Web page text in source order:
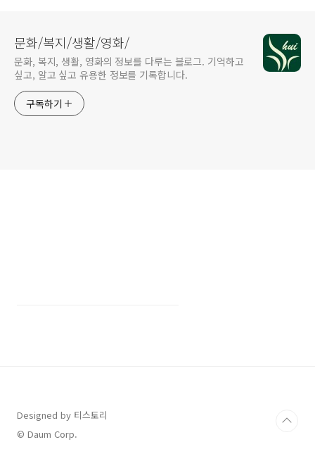
문화/복지/생활/영화/
문화, 복지, 생활, 영화의 정보를 다루는 블로그. 기억하고
싶고, 알고 싶고 유용한 정보를 기록합니다.
구독하기
Designed by 티스토리
© Daum Corp.